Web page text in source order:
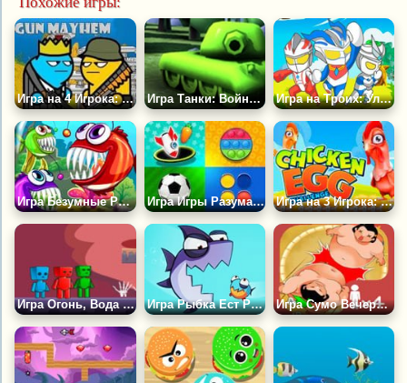
Игра на 4 Игрока: Опасное Оружие Игра Танки: Война Металла Игра на Троих: Ультрамен на Острове Монстров 3
Игра Безумные Рыбки Игра Игры Разума для 2, 3 и 4 Игроков Игра на 3 Игрока: Поймайте Яйцо
Игра Огонь, Вода и Земля в Мире Зомби Игра Рыбка Ест Рыбку 3 Игра Сумо Вечеринка